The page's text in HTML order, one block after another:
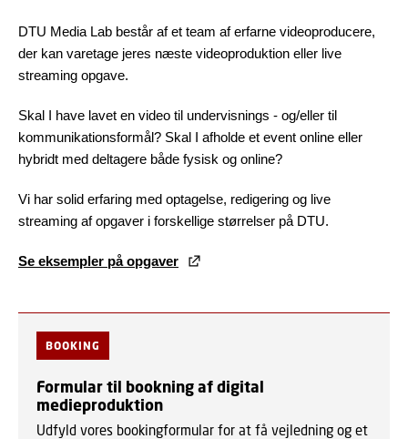
DTU Media Lab består af et team af erfarne videoproducere,
der kan varetage jeres næste videoproduktion eller live
streaming opgave.
Skal I have lavet en video til undervisnings - og/eller til
kommunikationsformål? Skal I afholde et event online eller
hybridt med deltagere både fysisk og online?
Vi har solid erfaring med optagelse, redigering og live
streaming af opgaver i forskellige størrelser på DTU.
Se eksempler på opgaver
BOOKING
Formular til bookning af digital
medieproduktion
Udfyld vores bookingformular for at få vejledning og et